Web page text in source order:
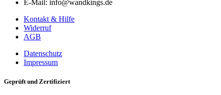
E-Mail: info@wandkings.de
Kontakt & Hilfe
Widerruf
AGB
Datenschutz
Impressum
Geprüft und Zertifiziert